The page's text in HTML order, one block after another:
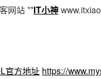
网站 **IT小神
官方地址 https://